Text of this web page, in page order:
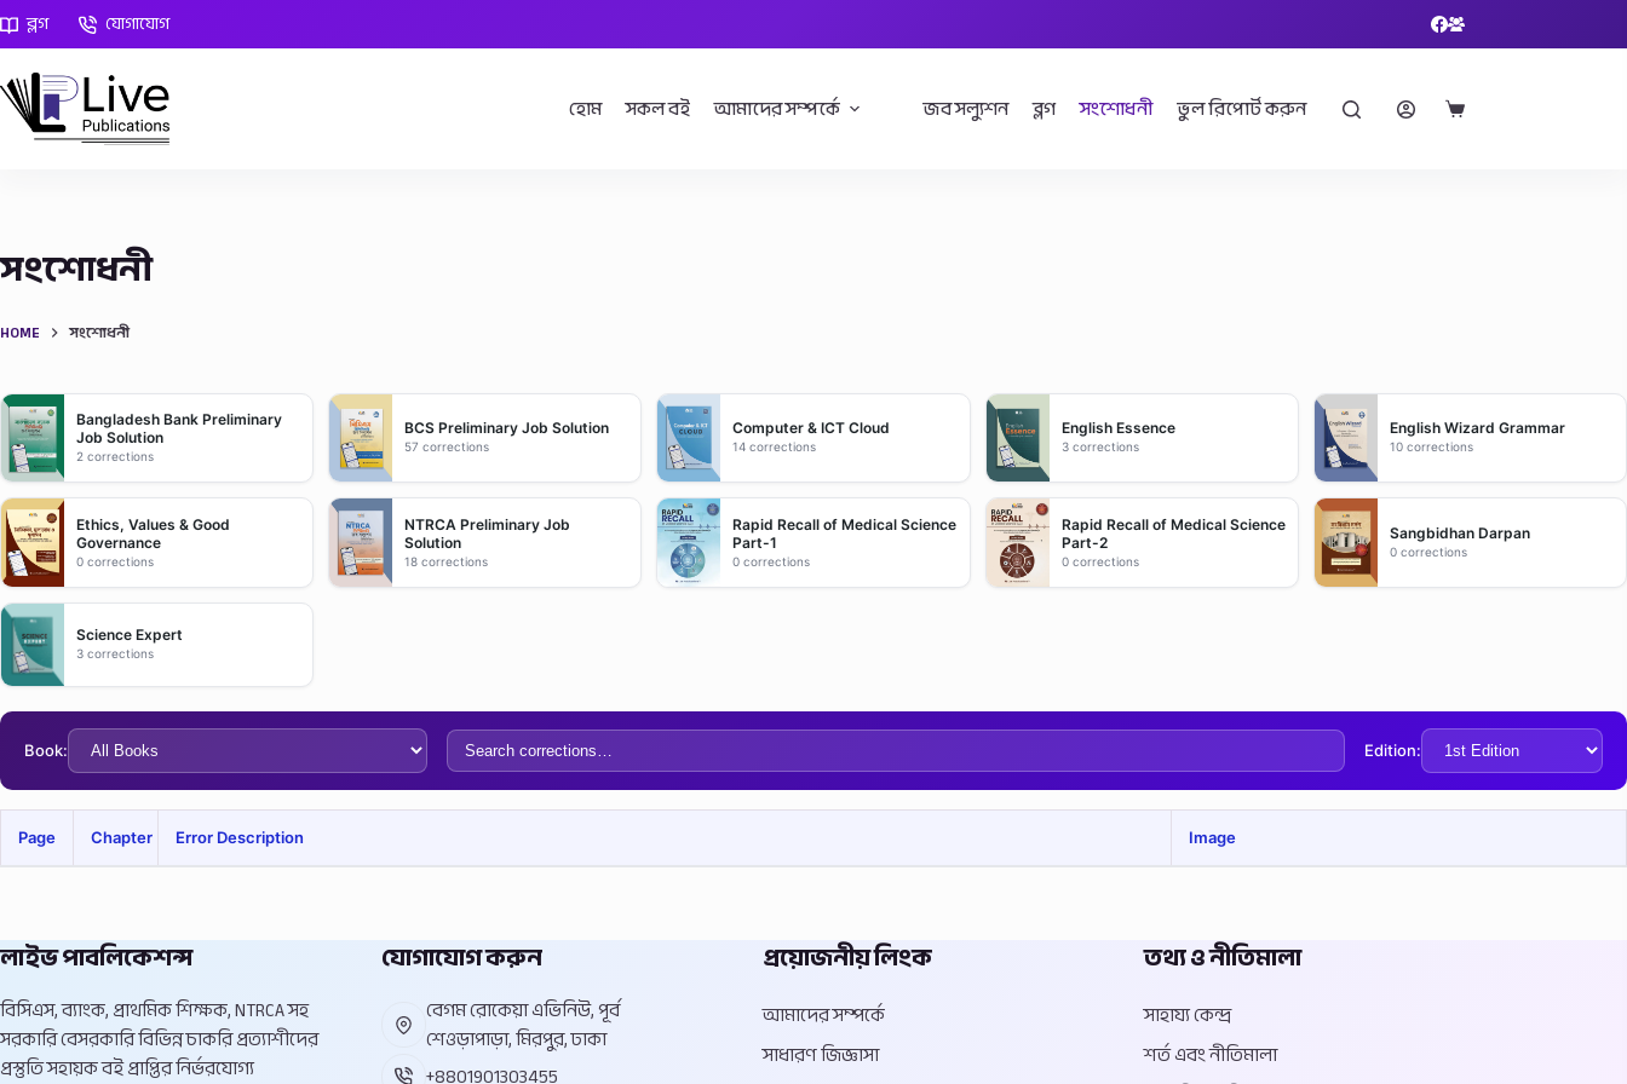
Skip
to
content
ব্লগ যোগাযোগ
হোম সকল বই আমাদের সম্পর্কে জব সল্যুশন ব্লগ সংশোধনী ভুল রিপোর্ট করুন
Shopping
সংশোধনী
HOME সংশোধনী
Bangladesh Bank Preliminary
Job Solution
2 corrections
BCS Preliminary Job Solution
57 corrections
Computer & ICT Cloud
14 corrections
English Essence
3 corrections
English Wizard Grammar
10 corrections
Ethics, Values & Good
Governance
0 corrections
NTRCA Preliminary Job
Solution
18 corrections
Rapid Recall of Medical Science
Part-1
0 corrections
Rapid Recall of Medical Science
Part-2
0 corrections
Sangbidhan Darpan
0 corrections
Science Expert
3 corrections
Book: Edition:
Page Chapter Error Description Image
লাইভ পাবলিকেশন্স
বিসিএস, ব্যাংক, প্রাথমিক শিক্ষক, NTRCA সহ
সরকারি বেসরকারি বিভিন্ন চাকরি প্রত্যাশীদের
প্রস্তুতি সহায়ক বই প্রাপ্তির নির্ভরযোগ্য
যোগাযোগ করুন
বেগম রোকেয়া এভিনিউ, পূর্ব
শেওড়াপাড়া, মিরপুর, ঢাকা
+8801901303455
প্রয়োজনীয় লিংক
আমাদের সম্পর্কে
সাধারণ জিজ্ঞাসা
তথ্য ও নীতিমালা
সাহায্য কেন্দ্র
শর্ত এবং নীতিমালা